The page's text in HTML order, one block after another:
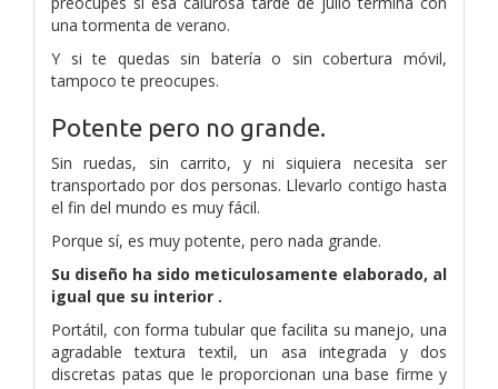
una tormenta de verano.
Y si te quedas sin batería o sin cobertura móvil,
tampoco te preocupes.
Potente pero no grande.
Sin ruedas, sin carrito, y ni siquiera necesita ser
transportado por dos personas. Llevarlo contigo hasta
el fin del mundo es muy fácil.
Porque sí, es muy potente, pero nada grande.
Su diseño ha sido meticulosamente elaborado, al
igual que su interior .
Portátil, con forma tubular que facilita su manejo, una
agradable textura textil, un asa integrada y dos
discretas patas que le proporcionan una base firme y